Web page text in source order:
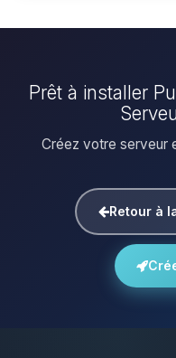
Prêt à installer
Créez votre serveur
Retour à